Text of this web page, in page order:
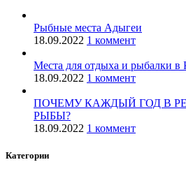
Рыбные места Адыгеи
18.09.2022 1 коммент
Места для отдыха и рыбалки в
18.09.2022 1 коммент
ПОЧЕМУ КАЖДЫЙ ГОД В
РЫБЫ?
18.09.2022 1 коммент
Категории